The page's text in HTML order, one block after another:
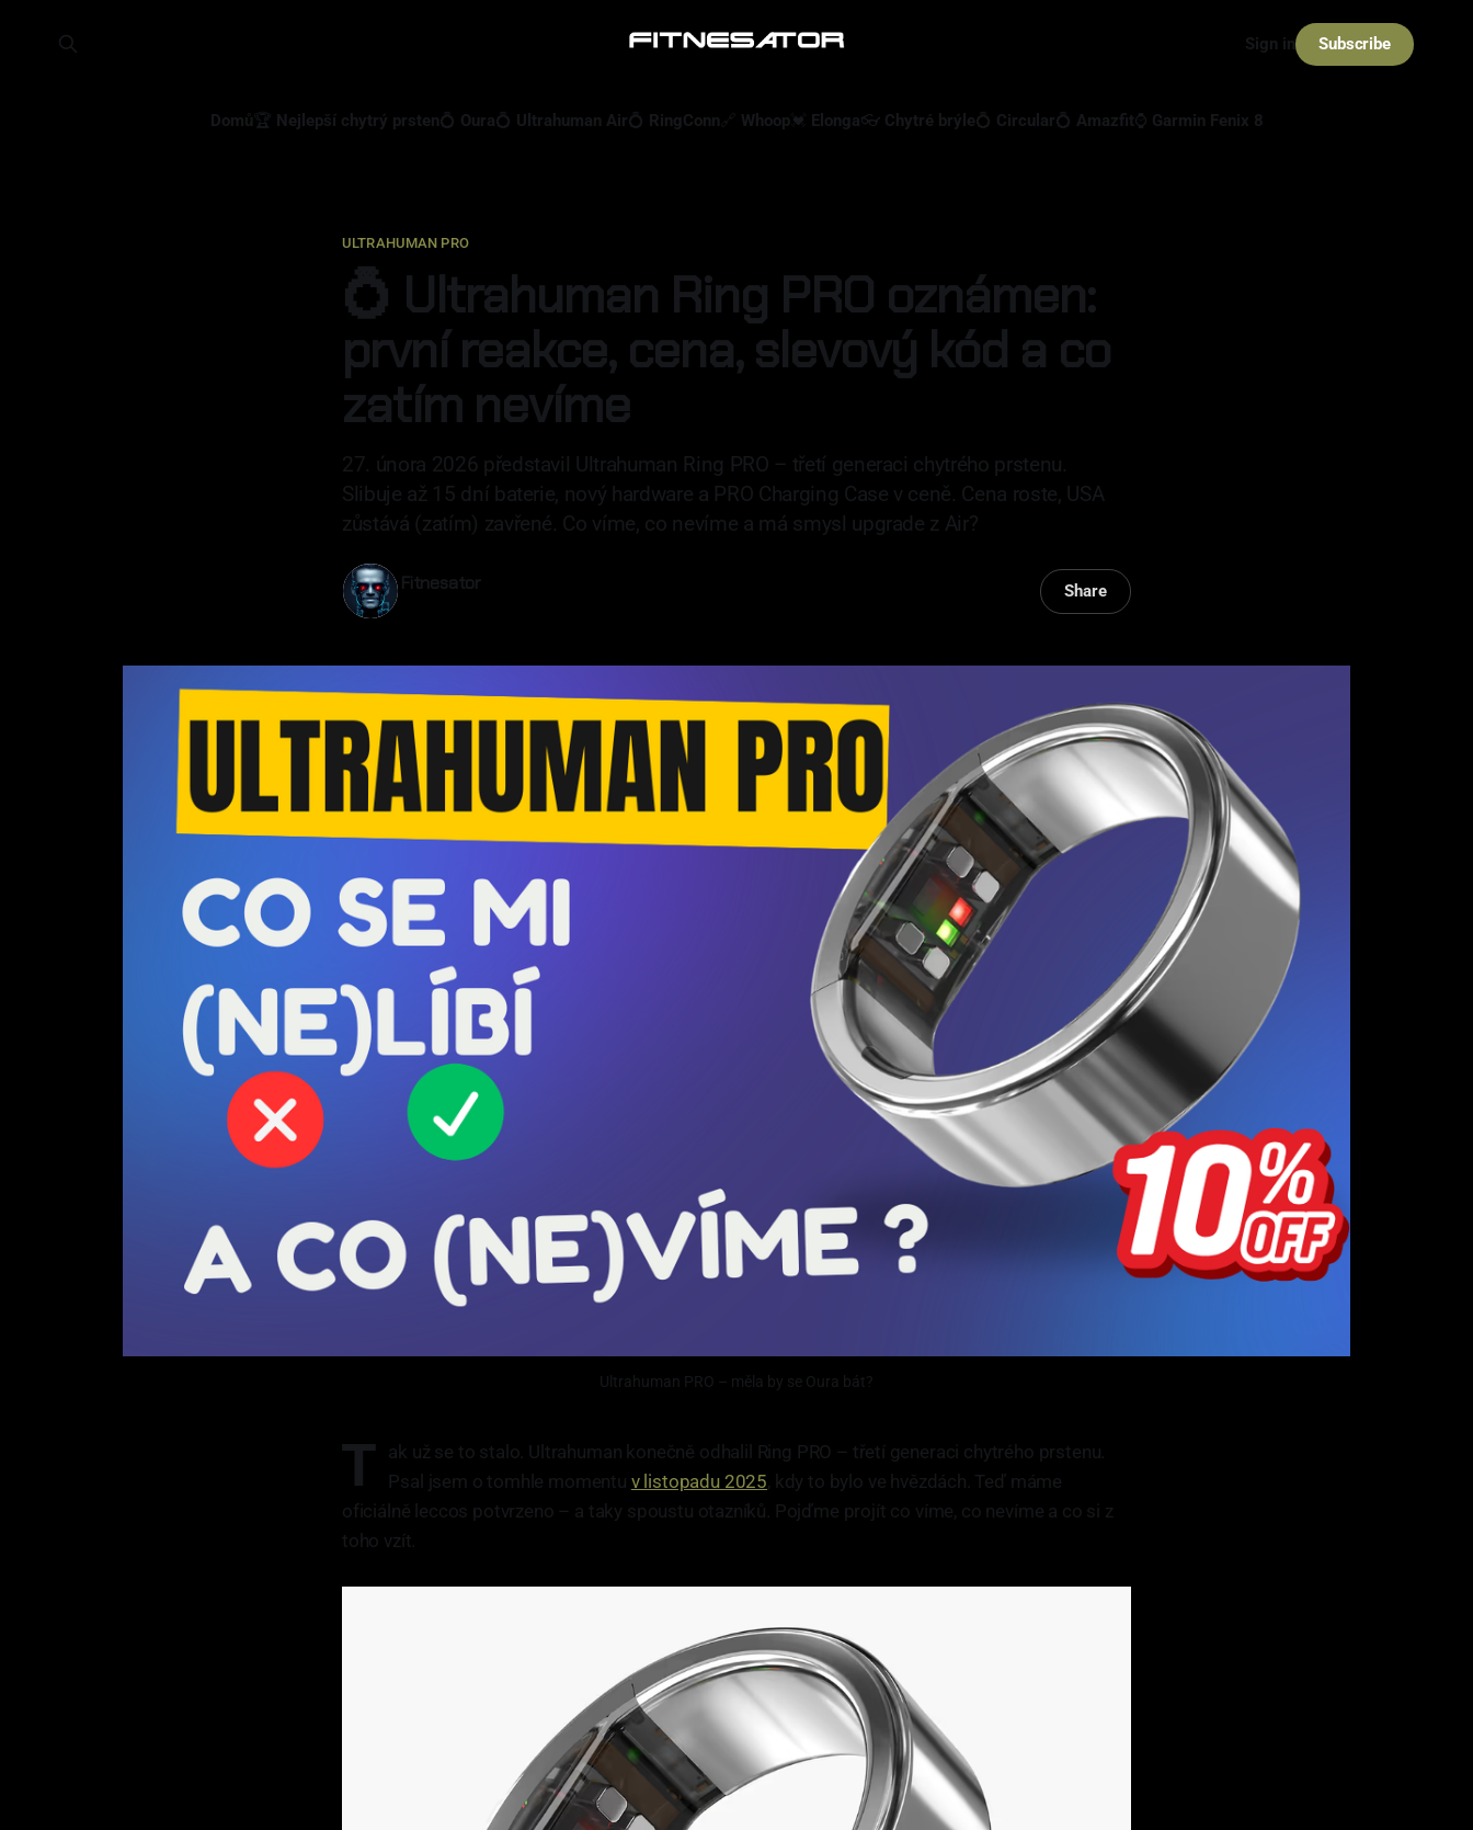
Domů 🏆 Nejlepší chytrý prsten💍 Oura💍 Ultrahuman Air💍 RingConn 🔗 Whoop 💓 Elonga👓 Chytré brýle💍 Circular💍 Amazfit⌚ Garmin Fenix 8
Sign in Subscribe
ULTRAHUMAN PRO
💍 Ultrahuman Ring PRO oznámen:
první reakce, cena, slevový kód a co
zatím nevíme
27. února 2026 představil Ultrahuman Ring PRO – třetí generaci chytrého prstenu.
Slibuje až 15 dní baterie, nový hardware a PRO Charging Case v ceně. Cena roste, USA
zůstává (zatím) zavřené. Co víme, co nevíme a má smysl upgrade z Air?
Fitnesator Share
Ultrahuman PRO – měla by se Oura bát?
T
ak už se to stalo. Ultrahuman konečně odhalil Ring PRO – třetí generaci chytrého prstenu.
Psal jsem o tomhle momentu v listopadu 2025, kdy to bylo ve hvězdách. Teď máme
oficiálně leccos potvrzeno – a taky spoustu otazníků. Pojďme projít co víme, co nevíme a co si z
toho vzít.